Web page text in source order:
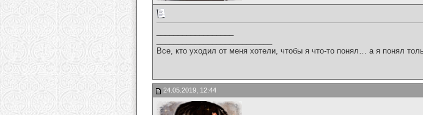
Все, кто уходил от меня хотели, чтобы я что-то понял… а я понял
24.05.2019, 12:44